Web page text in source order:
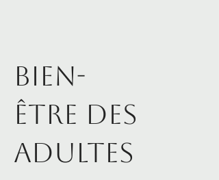
Bien-
être des
adultes